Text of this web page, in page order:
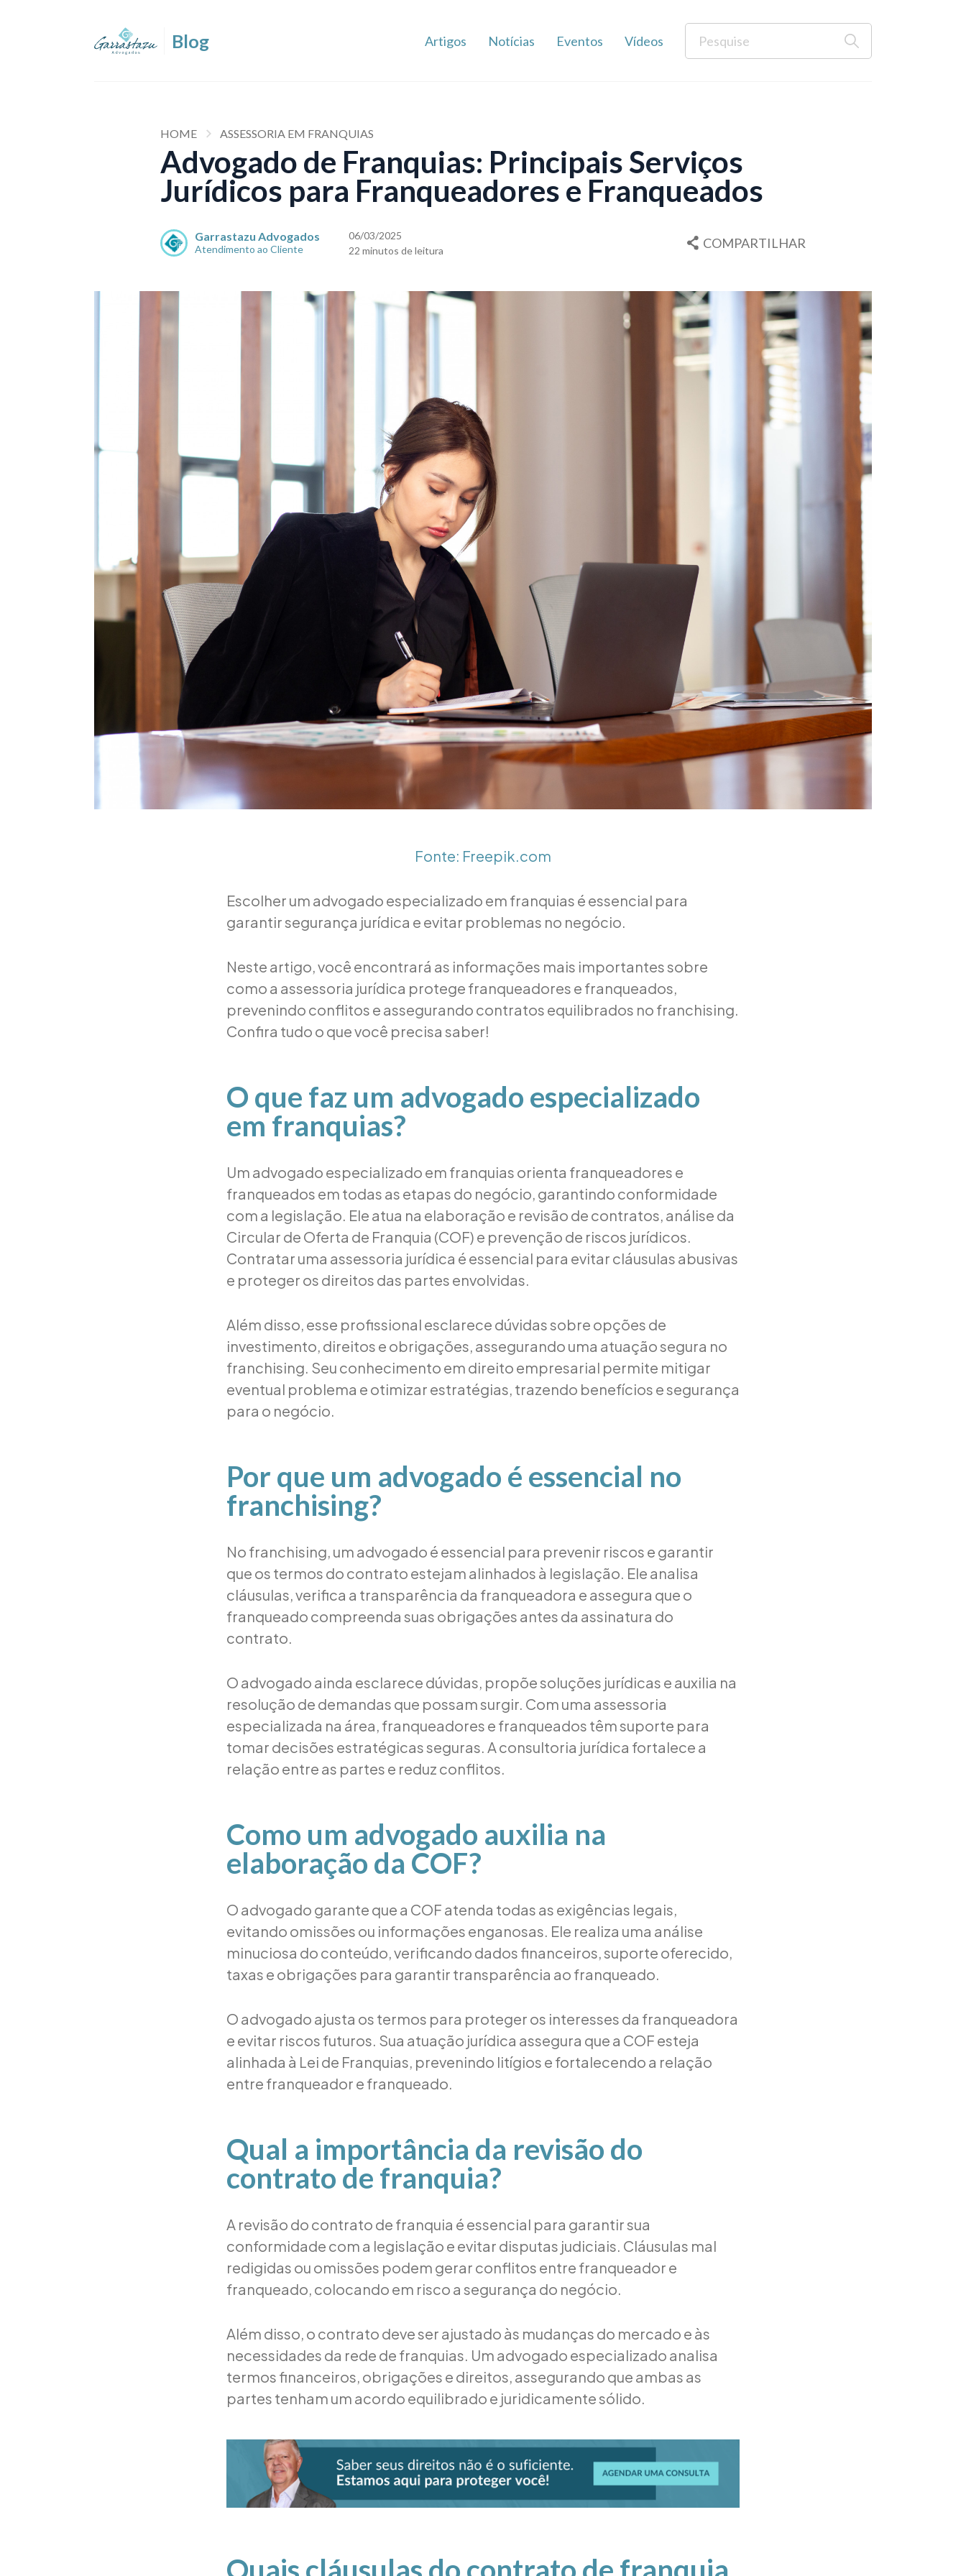
Artigos Notícias Eventos Vídeos
HOME ASSESSORIA EM FRANQUIAS
Advogado de Franquias: Principais Serviços
Jurídicos para Franqueadores e Franqueados
Garrastazu Advogados
Atendimento ao Cliente
06/03/2025
22 minutos de leitura
COMPARTILHAR
Fonte: Freepik.com
Escolher um advogado especializado em franquias é essencial para
garantir segurança jurídica e evitar problemas no negócio.
Neste artigo, você encontrará as informações mais importantes sobre
como a assessoria jurídica protege franqueadores e franqueados,
prevenindo conflitos e assegurando contratos equilibrados no franchising.
Confira tudo o que você precisa saber!
O que faz um advogado especializado
em franquias?
Um advogado especializado em franquias orienta franqueadores e
franqueados em todas as etapas do negócio, garantindo conformidade
com a legislação. Ele atua na elaboração e revisão de contratos, análise da
Circular de Oferta de Franquia (COF) e prevenção de riscos jurídicos.
Contratar uma assessoria jurídica é essencial para evitar cláusulas abusivas
e proteger os direitos das partes envolvidas.
Além disso, esse profissional esclarece dúvidas sobre opções de
investimento, direitos e obrigações, assegurando uma atuação segura no
franchising. Seu conhecimento em direito empresarial permite mitigar
eventual problema e otimizar estratégias, trazendo benefícios e segurança
para o negócio.
Por que um advogado é essencial no
franchising?
No franchising, um advogado é essencial para prevenir riscos e garantir
que os termos do contrato estejam alinhados à legislação. Ele analisa
cláusulas, verifica a transparência da franqueadora e assegura que o
franqueado compreenda suas obrigações antes da assinatura do
contrato.
O advogado ainda esclarece dúvidas, propõe soluções jurídicas e auxilia na
resolução de demandas que possam surgir. Com uma assessoria
especializada na área, franqueadores e franqueados têm suporte para
tomar decisões estratégicas seguras. A consultoria jurídica fortalece a
relação entre as partes e reduz conflitos.
Como um advogado auxilia na
elaboração da COF?
O advogado garante que a COF atenda todas as exigências legais,
evitando omissões ou informações enganosas. Ele realiza uma análise
minuciosa do conteúdo, verificando dados financeiros, suporte oferecido,
taxas e obrigações para garantir transparência ao franqueado.
O advogado ajusta os termos para proteger os interesses da franqueadora
e evitar riscos futuros. Sua atuação jurídica assegura que a COF esteja
alinhada à Lei de Franquias, prevenindo litígios e fortalecendo a relação
entre franqueador e franqueado.
Qual a importância da revisão do
contrato de franquia?
A revisão do contrato de franquia é essencial para garantir sua
conformidade com a legislação e evitar disputas judiciais. Cláusulas mal
redigidas ou omissões podem gerar conflitos entre franqueador e
franqueado, colocando em risco a segurança do negócio.
Além disso, o contrato deve ser ajustado às mudanças do mercado e às
necessidades da rede de franquias. Um advogado especializado analisa
termos financeiros, obrigações e direitos, assegurando que ambas as
partes tenham um acordo equilibrado e juridicamente sólido.